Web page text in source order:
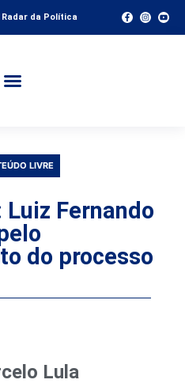
Radar da Política
LIVRE
Fernando
do processo
Lula